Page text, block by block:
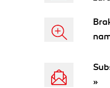
Rozdział 7. Zarządzanie
Uwierzytelnianie (145)
»